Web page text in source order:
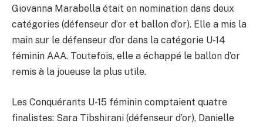
Giovanna Marabella était en nomination dans deux
catégories (défenseur d’or et ballon d’or). Elle a mis la
main sur le défenseur d’or dans la catégorie U-14
féminin AAA. Toutefois, elle a échappé le ballon d’or
remis à la joueuse la plus utile.
Les Conquérants U-15 féminin comptaient quatre
finalistes: Sara Tibshirani (défenseur d’or), Danielle